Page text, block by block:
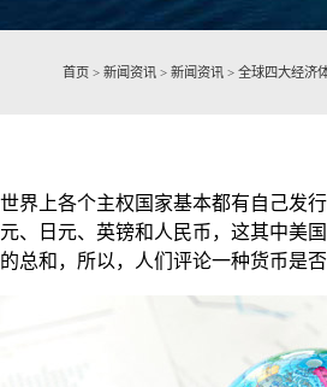
首页 > 新闻资讯 > 新闻资讯 > 全球四大经济
世界上各个主权国家基本都有自己发
元、日元、英镑和人民币，这其中美
的总和，所以，人们评论一种货币是